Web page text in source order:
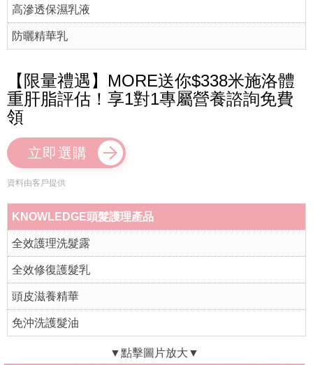
防曬精華乳
【限量禮遇】MORE送你$338米施洛體
重肝脂評估！享1對1專屬營養諮詢免費
領
立即選購
資料由客戶提供
KNOWLEDGE頭髮護理產品
全效護理洗髮露
全效修復護髮乳
頭皮滋養精華
免沖洗護髮油